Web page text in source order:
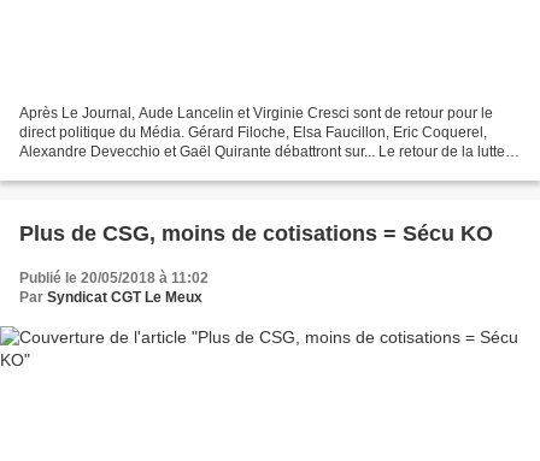
Après Le Journal, Aude Lancelin et Virginie Cresci sont de retour pour le
direct politique du Média. Gérard Filoche, Elsa Faucillon, Eric Coquerel,
Alexandre Devecchio et Gaël Quirante débattront sur... Le retour de la lutte
Plus de CSG, moins de cotisations = Sécu KO
Publié le 20/05/2018 à 11:02
Par Syndicat CGT Le Meux